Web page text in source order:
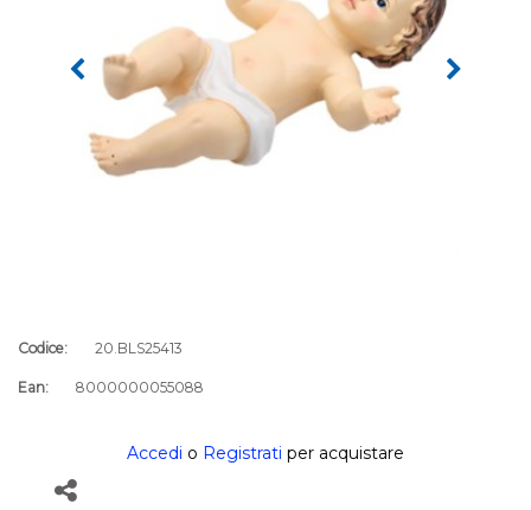
Codice: 20.BLS25413
Ean: 8000000055088
Accedi o Registrati per acquistare